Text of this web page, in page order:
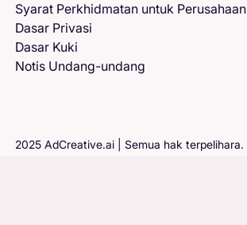
Syarat Perkhidmatan untuk Perusahaan
Dasar Privasi
Dasar Kuki
Notis Undang-undang
2025 AdCreative.ai | Semua hak terpelihara.